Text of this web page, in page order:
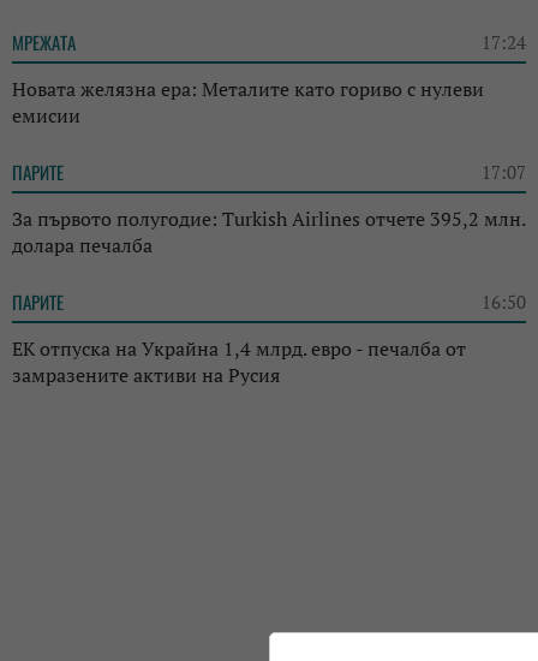
МРЕЖАТА 17:24
Новата желязна ера: Металите като гориво с нулеви
емисии
ПАРИТЕ 17:07
За първото полугодие: Turkish Airlines отчете 395,2 млн.
долара печалба
ПАРИТЕ 16:50
ЕК отпуска на Украйна 1,4 млрд. евро - печалба от
замразените активи на Русия